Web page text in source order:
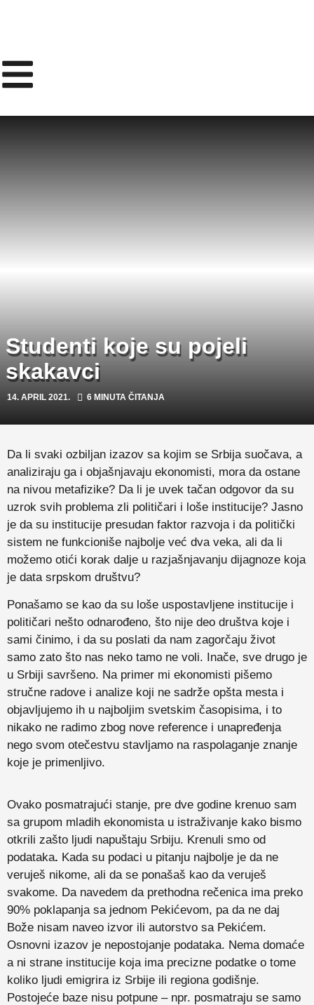
Studenti koje su pojeli
skakavci
14. APRIL 2021. 6 MINUTA ČITANJA
Da li svaki ozbiljan izazov sa kojim se Srbija suočava, a
analiziraju ga i objašnjavaju ekonomisti, mora da ostane
na nivou metafizike? Da li je uvek tačan odgovor da su
uzrok svih problema zli političari i loše institucije? Jasno
je da su institucije presudan faktor razvoja i da politički
sistem ne funkcioniše najbolje već dva veka, ali da li
možemo otići korak dalje u razjašnjavanju dijagnoze koja
je data srpskom društvu?
Ponašamo se kao da su loše uspostavljene institucije i
političari nešto odnarođeno, što nije deo društva koje i
sami činimo, i da su poslati da nam zagorčaju život
samo zato što nas neko tamo ne voli. Inače, sve drugo je
u Srbiji savršeno. Na primer mi ekonomisti pišemo
stručne radove i analize koji ne sadrže opšta mesta i
objavljujemo ih u najboljim svetskim časopisima, i to
nikako ne radimo zbog nove reference i unapređenja
nego svom otečestvu stavljamo na raspolaganje znanje
koje je primenljivo.
Ovako posmatrajući stanje, pre dve godine krenuo sam
sa grupom mladih ekonomista u istraživanje kako bismo
otkrili zašto ljudi napuštaju Srbiju. Krenuli smo od
podataka. Kada su podaci u pitanju najbolje je da ne
veruješ nikome, ali da se ponašaš kao da veruješ
svakome. Da navedem da prethodna rečenica ima preko
90% poklapanja sa jednom Pekićevom, pa da ne daj
Bože nisam naveo izvor ili autorstvo sa Pekićem.
Osnovni izazov je nepostojanje podataka. Nema domaće
a ni strane institucije koja ima precizne podatke o tome
koliko ljudi emigrira iz Srbije ili regiona godišnje.
Postojeće baze nisu potpune – npr. posmatraju se samo